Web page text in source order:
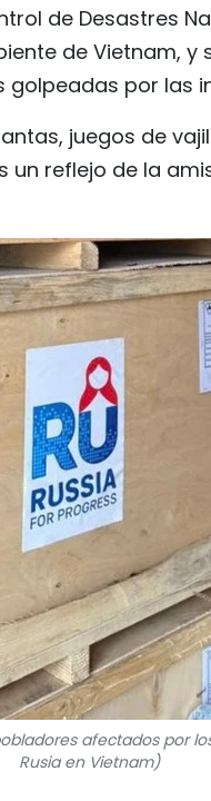
de Desastres
de Vietnam,
golpeadas por las
juegos de
reflejo de la
afectados por
Rusia en Vietnam)